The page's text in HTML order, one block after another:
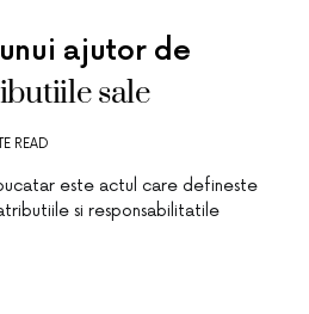
ajutor de
sale
READ
este actul care defineste
si responsabilitatile